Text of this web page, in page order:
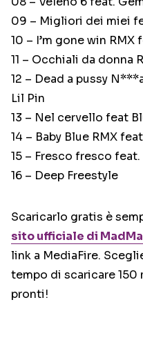
09 – Migliori dei miei
10 – I’m gone win RMX
11 – Occhiali da donna
12 – Dead a pussy
Lil Pin
13 – Nel cervello feat
14 – Baby Blue RMX
15 – Fresco fresco
16 – Deep Freestyle
Scaricarlo gratis è
sito ufficiale di
link a MediaFire.
tempo di scaricare 150
pronti!